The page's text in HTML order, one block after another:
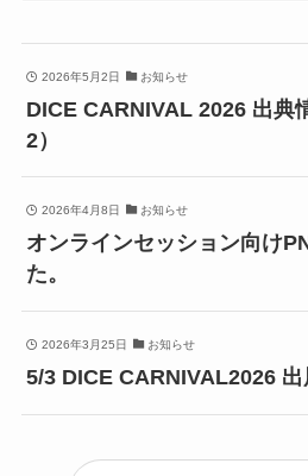
2026年5月2日 お知らせ
DICE CARNIVAL 2026 出典
2）
2026年4月8日 お知らせ
オンラインセッション向け
た。
2026年3月25日 お知らせ
5/3 DICE CARNIVAL2026 出